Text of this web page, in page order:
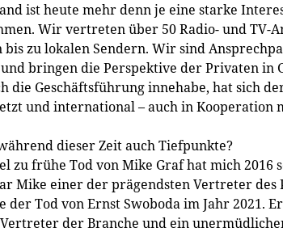
ist heute mehr denn je eine starke
Wir vertreten über 50 Radio- und TV-
zu lokalen Sendern. Wir sind
bringen die Perspektive der Privaten in
die Geschäftsführung innehabe, hat sich
und international – auch in Kooperation
dieser Zeit auch Tiefpunkte?
zu frühe Tod von Mike Graf hat mich 2016
Mike einer der prägendsten Vertreter
der Tod von Ernst Swoboda im Jahr 2021.
der Branche und ein